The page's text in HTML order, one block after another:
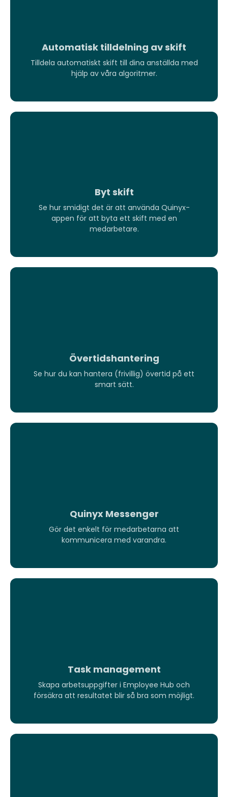
Automatisk tilldelning av skift
Tilldela automatiskt skift till dina anställda med
hjälp av våra algoritmer.
Byt skift
Se hur smidigt det är att använda Quinyx-
appen för att byta ett skift med en
medarbetare.
Övertidshantering
Se hur du kan hantera (frivillig) övertid på ett
smart sätt.
Quinyx Messenger
Gör det enkelt för medarbetarna att
kommunicera med varandra.
Task management
Skapa arbetsuppgifter i Employee Hub och
försäkra att resultatet blir så bra som möjligt.
Skapa arbetsuppgifter i Employee Hub och
försäkra att resultatet blir så bra som möjligt.